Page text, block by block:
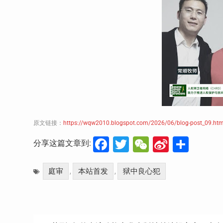
原文链接： https://wqw2010.blogspot.com/2026/06/blog-
分享这篇文章到: Facebook
Twitter
WeChat
Sina
庭审 , 本站首发 , 狱中良心犯